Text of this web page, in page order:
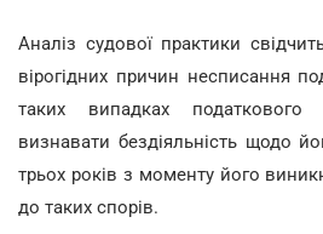
Аналіз судової практики
вірогідних причин несписання
таких випадках
визнавати бездіяльність щодо
трьох років з моменту його
до таких спорів.